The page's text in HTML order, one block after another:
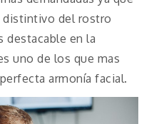
distintivo del rostro
destacable en la
uno de los que mas
armonía facial.